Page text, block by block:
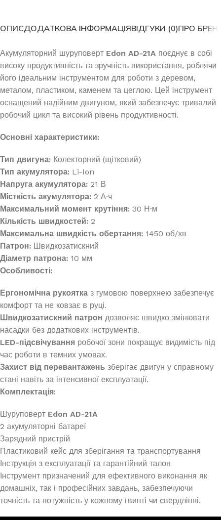
ОПИСДОДАТКОВА ІНФОРМАЦІЯВІДГУКИ (0)ПРО
Акумуляторний шуруповерт Edon AD-21A поєднує в собі
високу продуктивність та зручність використання, роблячи
його ідеальним інструментом для роботи з деревом,
металом, пластиком, каменем та цеглою. Цей інструмент
оснащений надійним двигуном, який забезпечує тривалий
робочий цикл та високий рівень продуктивності.
Основні характеристики:
Тип двигуна: Колекторний (щітковий)
Тип акумулятора: Li-Ion
Напруга акумулятора: 21 В
Місткість акумулятора: 2 А·ч
Максимальний момент крутіння: 30 Н·м
Кількість швидкостей: 2
Максимальна швидкість обертання: 1450 об/хв
Патрон: Швидкозатискний
Діаметр патрона: 10 мм
Особливості:
Ергономічна рукоятка з гумовою поверхнею забезпечує
комфорт та не ковзає в руці.
Швидкозатискний патрон дозволяє швидко змінювати
насадки без додаткових інструментів.
LED-підсвічування робочої зони покращує видимість під
час роботи в темних умовах.
Захист від перевантажень зберігає двигун у справному
стані навіть за інтенсивної експлуатації.
Комплектація:
Шуруповерт Edon AD-21A
2 акумуляторні батареї
Зарядний пристрій
Пластиковий кейс для зберігання та транспортування
Інструкція з експлуатації та гарантійний талон
Інструмент призначений для ефективного виконання як
домашніх, так і професійних завдань, забезпечуючи
точність та потужність у кожному гвинті чи свердлінні.